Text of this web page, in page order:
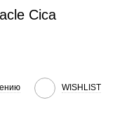
Cica
WISHLIST